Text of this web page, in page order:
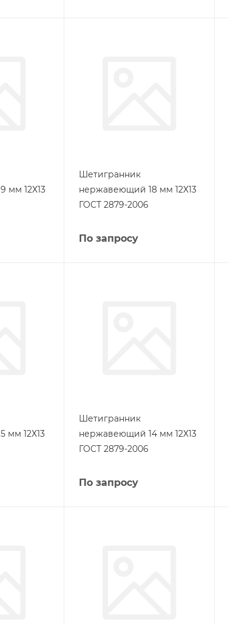
мм 12Х13
Шетигранник
нержавеющий 18 мм 12Х13
ГОСТ 2879-2006
По запросу
мм 12Х13
Шетигранник
нержавеющий 14 мм 12Х13
ГОСТ 2879-2006
По запросу